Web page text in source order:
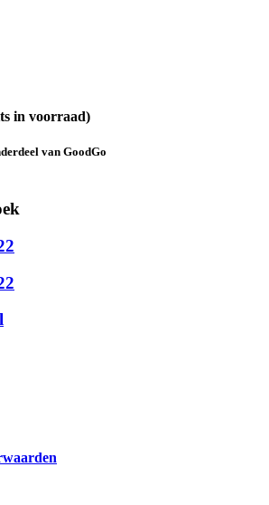
in voorraad)
van GoodGo